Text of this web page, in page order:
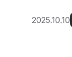
2025.10.10